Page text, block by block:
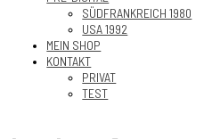
SÜDFRANKREICH 1980
USA 1992
MEIN SHOP
KONTAKT
PRIVAT
TEST